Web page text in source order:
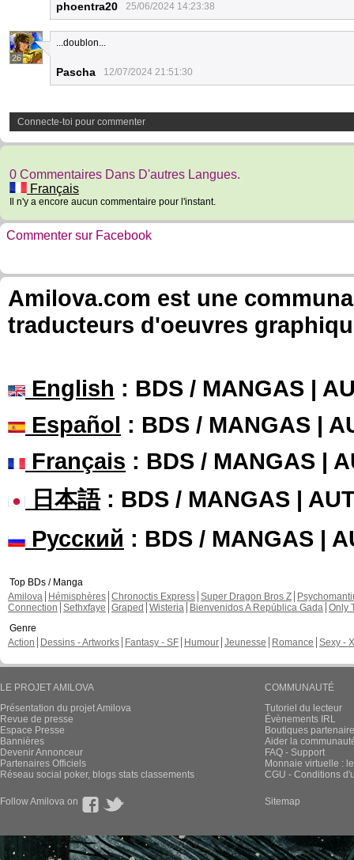
phoentra20 25/06/2024 14:23:38
26
...doublon...
Pascha 12/07/2024 21:51:30
Connecte-toi pour commenter
0 Commentaires Dans D'autres Langues.
Français
Il n'y a encore aucun commentaire pour l'instant.
Commenter sur Facebook
Amilova.com est une
traducteurs d'oeuvres
English : BDS / MANGAS |
Español : BDS / MANGAS |
Français : BDS / MANGAS |
日本語: BDS / MANGAS |
Русский : BDS / MANGAS |
Top BDs / Manga
Amilova
Hémisphères Chronoctis Express Super Dragon Bros Z
Connection Sethxfaye Graped Wisteria Bienvenidos A República Gada Only
Genre
Action
Dessins - Artworks Fantasy - SF Humour Jeunesse Romance Sexy -
LE PROJET AMILOVA
Présentation du projet Amilova
Revue de presse
Espace Presse
Bannières
Devenir Annonceur
Partenaires Officiels
Réseau social poker, blogs stats classements
COMMUNAUTÉ
Tutoriel du lecteur
Évènements IRL
Boutiques
Aider la
FAQ - Support
Monnaie virtuelle :
CGU - Conditions
Follow Amilova on Sitemap